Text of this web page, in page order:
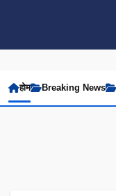
होम Breaking News